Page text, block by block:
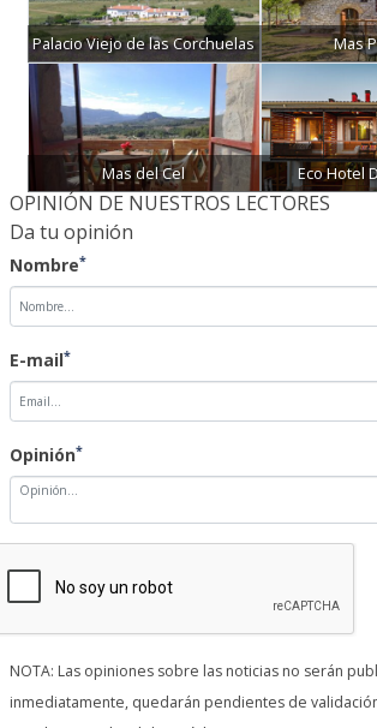
Palacio Viejo de las Corchuelas Mas
Mas del Cel Eco Hotel
OPINIÓN DE NUESTROS LECTORES
Da tu opinión
Nombre*
E-mail*
Opinión*
NOTA: Las opiniones sobre las noticias no serán
inmediatamente, quedarán pendientes de